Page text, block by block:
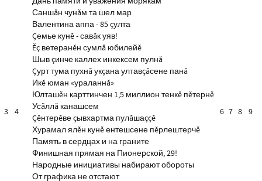
3 4
Саншăн чунăм та шел мар
Валентина аппа - 85 çулта
Çемье кунĕ - савăк уяв!
Ĕç ветеранĕн сумлă юбилейĕ
Шыв çинче каллех инкексем пулнă
Çурт тума пухнă укçана ултавçăсене панă
Икĕ юман «ураланнă»
Юлташĕн карттинчен 1,5 миллион тенкĕ пĕтернĕ
Усăллă канашсем
Çĕнтерĕве çывхартма пулăшаççĕ
Хурамал ялĕн кунĕ ентешсене пĕрлештерчĕ
Память в сердцах и на граните
Финишная прямая на Пионерской, 29!
Народные инициативы набирают обороты
От графика не отстают
6 7 8 9